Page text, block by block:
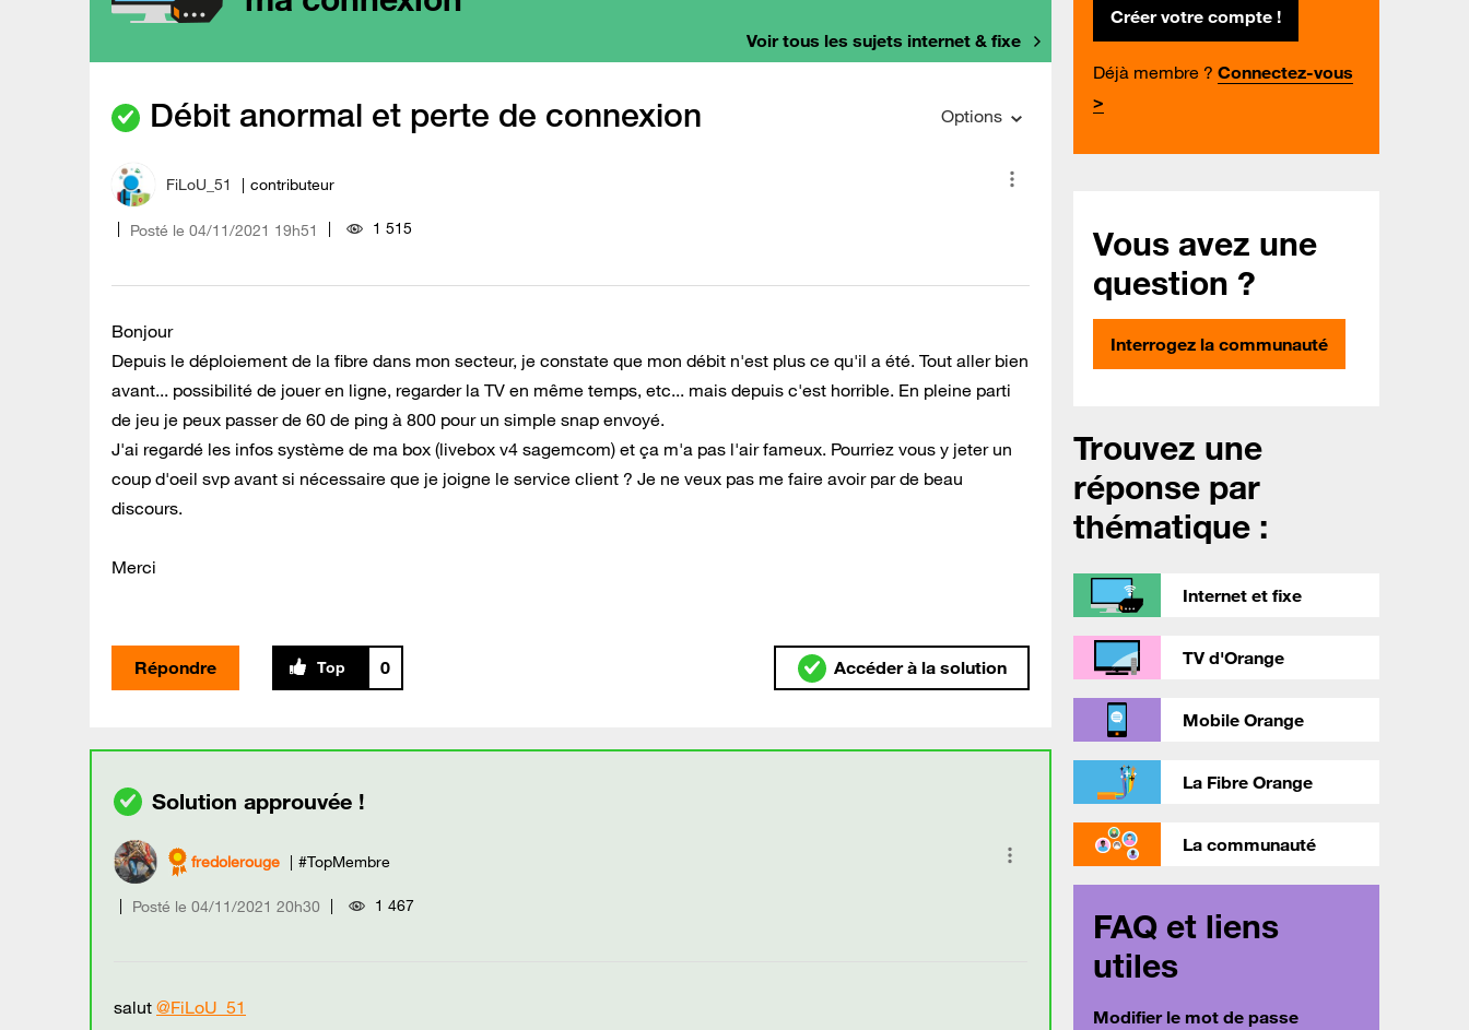
Voir tous les sujets internet & fixe
Débit anormal et perte de connexion Options
FiLoU_51 contributeur
Posté le ‎04/11/2021 19h51 1 515
Bonjour
Depuis le déploiement de la fibre dans mon secteur, je constate que mon débit n'est plus ce qu'il a été. Tout aller bien
avant... possibilité de jouer en ligne, regarder la TV en même temps, etc... mais depuis c'est horrible. En pleine parti
de jeu je peux passer de 60 de ping à 800 pour un simple snap envoyé.
J'ai regardé les infos système de ma box (livebox v4 sagemcom) et ça m'a pas l'air fameux. Pourriez vous y jeter un
coup d'oeil svp avant si nécessaire que je joigne le service client ? Je ne veux pas me faire avoir par de beau
discours.
Merci
Répondre 0 Accéder à la solution
fredolerouge #TopMembre
Posté le ‎04/11/2021 20h30 1 467
salut @FiLoU_51
Créer votre compte !
Déjà membre ? Connectez-vous
>
Vous avez une
question ?
Interrogez la communauté
Trouvez une
réponse par
thématique :
Internet et fixe
TV d'Orange
Mobile Orange
La Fibre Orange
La communauté
FAQ et liens
utiles
Modifier le mot de passe